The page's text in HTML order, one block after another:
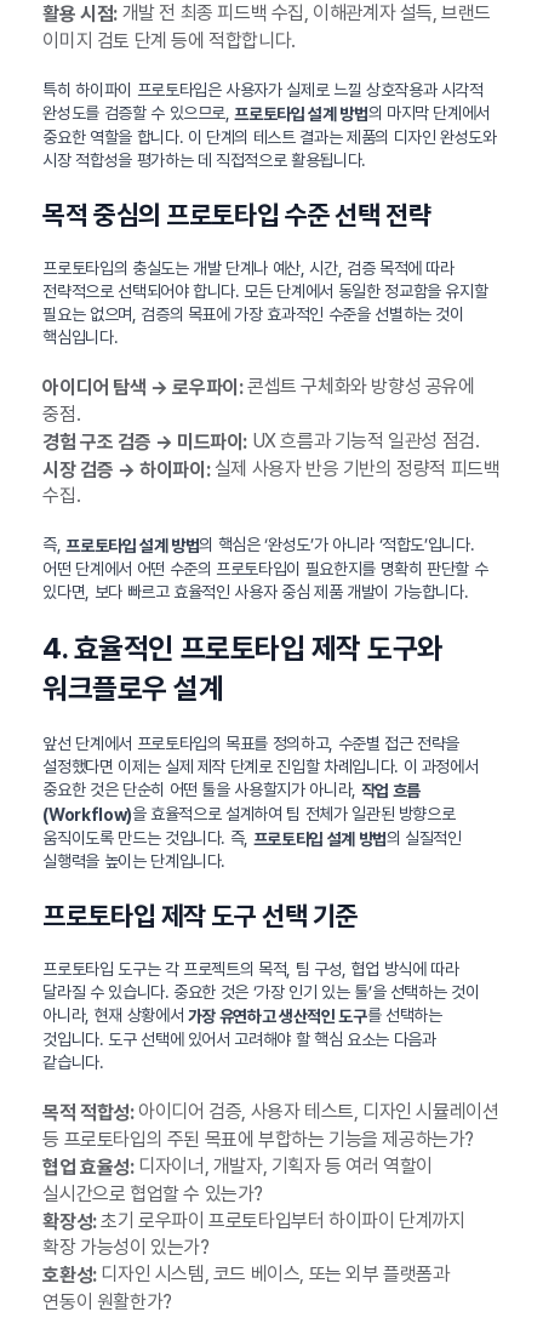
활용 시점:개발 전 최종 피드백 수집, 이해관계자 설득, 브랜드
이미지 검토 단계 등에 적합합니다.
특히 하이파이 프로토타입은 사용자가 실제로 느낄 상호작용과 시각적
완성도를 검증할 수 있으므로,프로토타입 설계 방법의 마지막 단계에서
중요한 역할을 합니다. 이 단계의 테스트 결과는 제품의 디자인 완성도와
시장 적합성을 평가하는 데 직접적으로 활용됩니다.
목적 중심의 프로토타입 수준 선택 전략
프로토타입의 충실도는 개발 단계나 예산, 시간, 검증 목적에 따라
전략적으로 선택되어야 합니다. 모든 단계에서 동일한 정교함을 유지할
필요는 없으며, 검증의 목표에 가장 효과적인 수준을 선별하는 것이
핵심입니다.
아이디어 탐색 → 로우파이:콘셉트 구체화와 방향성 공유에
중점.
경험 구조 검증 → 미드파이:UX 흐름과 기능적 일관성 점검.
시장 검증 → 하이파이:실제 사용자 반응 기반의 정량적 피드백
수집.
즉,프로토타입 설계 방법의 핵심은 ‘완성도’가 아니라 ‘적합도’입니다.
어떤 단계에서 어떤 수준의 프로토타입이 필요한지를 명확히 판단할 수
있다면, 보다 빠르고 효율적인 사용자 중심 제품 개발이 가능합니다.
4. 효율적인 프로토타입 제작 도구와
워크플로우 설계
앞선 단계에서 프로토타입의 목표를 정의하고, 수준별 접근 전략을
설정했다면 이제는 실제 제작 단계로 진입할 차례입니다. 이 과정에서
중요한 것은 단순히 어떤 툴을 사용할지가 아니라, 작업 흐름
(Workflow)을 효율적으로 설계하여 팀 전체가 일관된 방향으로
움직이도록 만드는 것입니다. 즉, 프로토타입 설계 방법의 실질적인
실행력을 높이는 단계입니다.
프로토타입 제작 도구 선택 기준
프로토타입 도구는 각 프로젝트의 목적, 팀 구성, 협업 방식에 따라
달라질 수 있습니다. 중요한 것은 ‘가장 인기 있는 툴’을 선택하는 것이
아니라, 현재 상황에서 가장 유연하고 생산적인 도구를 선택하는
것입니다. 도구 선택에 있어서 고려해야 할 핵심 요소는 다음과
같습니다.
목적 적합성:아이디어 검증, 사용자 테스트, 디자인 시뮬레이션
등 프로토타입의 주된 목표에 부합하는 기능을 제공하는가?
협업 효율성:디자이너, 개발자, 기획자 등 여러 역할이
실시간으로 협업할 수 있는가?
확장성:초기 로우파이 프로토타입부터 하이파이 단계까지
확장 가능성이 있는가?
호환성:디자인 시스템, 코드 베이스, 또는 외부 플랫폼과
연동이 원활한가?